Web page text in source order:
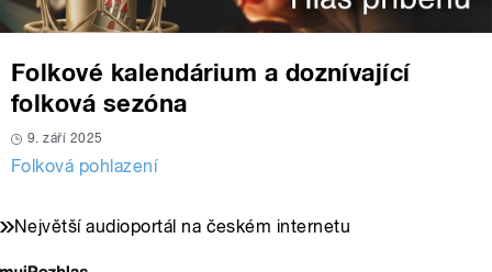
Folkové kalendárium a doznívající
folková sezóna
9. září 2025
Folková pohlazení
Největší audioportál na českém internetu